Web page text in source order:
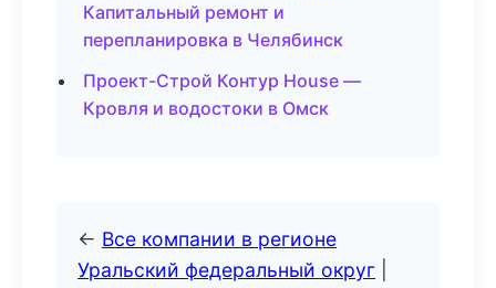
Капитальный ремонт и
перепланировка в Челябинск
Проект-Строй Контур House —
Кровля и водостоки в Омск
← Все компании в регионе
Уральский федеральный округ